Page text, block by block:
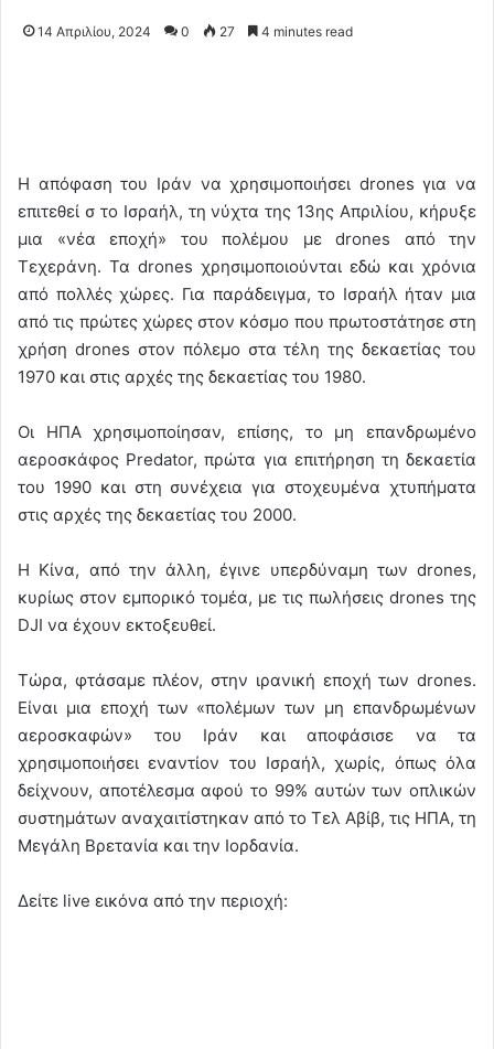
14 Απριλίου, 2024 0 27 4 minutes read
Η απόφαση του Ιράν να χρησιμοποιήσει drones για να
επιτεθεί σ το Ισραήλ, τη νύχτα της 13ης Απριλίου, κήρυξε
μια «νέα εποχή» του πολέμου με drones από την
Τεχεράνη. Τα drones χρησιμοποιούνται εδώ και χρόνια
από πολλές χώρες. Για παράδειγμα, το Ισραήλ ήταν μια
από τις πρώτες χώρες στον κόσμο που πρωτοστάτησε στη
χρήση drones στον πόλεμο στα τέλη της δεκαετίας του
1970 και στις αρχές της δεκαετίας του 1980.
Οι ΗΠΑ χρησιμοποίησαν, επίσης, το μη επανδρωμένο
αεροσκάφος Predator, πρώτα για επιτήρηση τη δεκαετία
του 1990 και στη συνέχεια για στοχευμένα χτυπήματα
στις αρχές της δεκαετίας του 2000.
Η Κίνα, από την άλλη, έγινε υπερδύναμη των drones,
κυρίως στον εμπορικό τομέα, με τις πωλήσεις drones της
DJI να έχουν εκτοξευθεί.
Τώρα, φτάσαμε πλέον, στην ιρανική εποχή των drones.
Είναι μια εποχή των «πολέμων των μη επανδρωμένων
αεροσκαφών» του Ιράν και αποφάσισε να τα
χρησιμοποιήσει εναντίον του Ισραήλ, χωρίς, όπως όλα
δείχνουν, αποτέλεσμα αφού το 99% αυτών των οπλικών
συστημάτων αναχαιτίστηκαν από το Τελ Αβίβ, τις ΗΠΑ, τη
Μεγάλη Βρετανία και την Ιορδανία.
Δείτε live εικόνα από την περιοχή: